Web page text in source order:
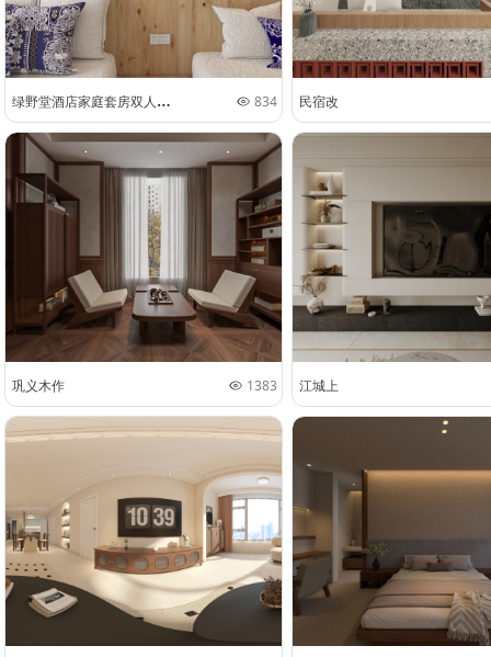
绿
野堂酒店家庭套房双人房全景房 834 民宿改
巩义木作 1383 江城上